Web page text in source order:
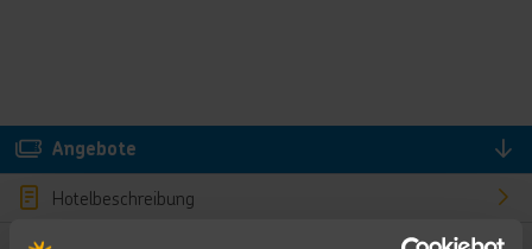
Angebote
Hotelbeschreibung